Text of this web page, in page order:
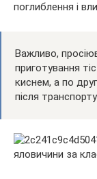
поглиблення і
Важливо,
приготування
киснем, а по
після